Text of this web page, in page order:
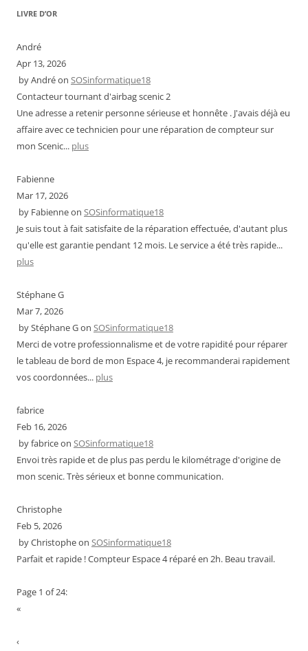
LIVRE D’OR
André
Apr 13, 2026
byAndréon SOSinformatique18
Contacteur tournant d'airbag scenic 2
Une adresse a retenir personne sérieuse et honnête . J'avais déjà eu
affaire avec ce technicien pour une réparation de compteur sur
mon Scenic... plus
Fabienne
Mar 17, 2026
by Fabienneon SOSinformatique18
Je suis tout à fait satisfaite de la réparation effectuée, d'autant plus
qu'elle est garantie pendant 12 mois. Le service a été très rapide...
plus
Stéphane G
Mar 7, 2026
byStéphane Gon SOSinformatique18
Merci de votre professionnalisme et de votre rapidité pour réparer
le tableau de bord de mon Espace 4, je recommanderai rapidement
vos coordonnées... plus
fabrice
Feb 16, 2026
byfabriceon SOSinformatique18
Envoi très rapide et de plus pas perdu le kilométrage d'origine de
mon scenic. Très sérieux et bonne communication.
Christophe
Feb 5, 2026
byChristopheon SOSinformatique18
Parfait et rapide ! Compteur Espace 4 réparé en 2h. Beau travail.
Page 1 of 24:
«
‹